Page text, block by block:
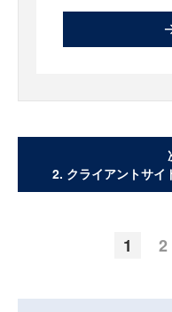
2. クライアントサイ
1 2